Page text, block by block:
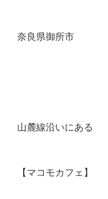
奈良県御所市
山麓線沿いにある
【マコモカフェ】